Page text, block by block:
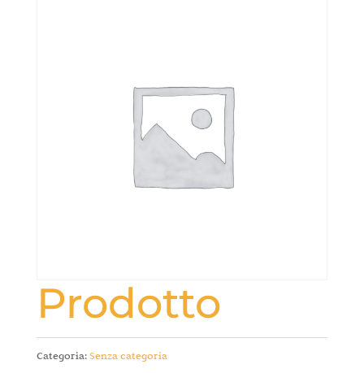
Prodotto
Categoria:Senza categoria